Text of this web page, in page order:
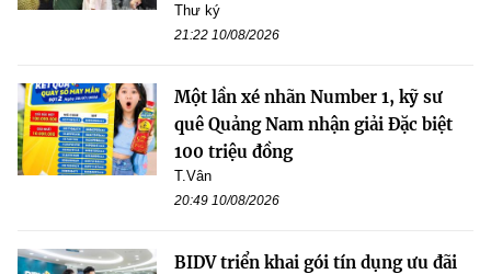
Thư ký
21:22 10/08/2026
Một lần xé nhãn Number 1, kỹ sư
quê Quảng Nam nhận giải Đặc biệt
100 triệu đồng
T.Vân
20:49 10/08/2026
BIDV triển khai gói tín dụng ưu đãi